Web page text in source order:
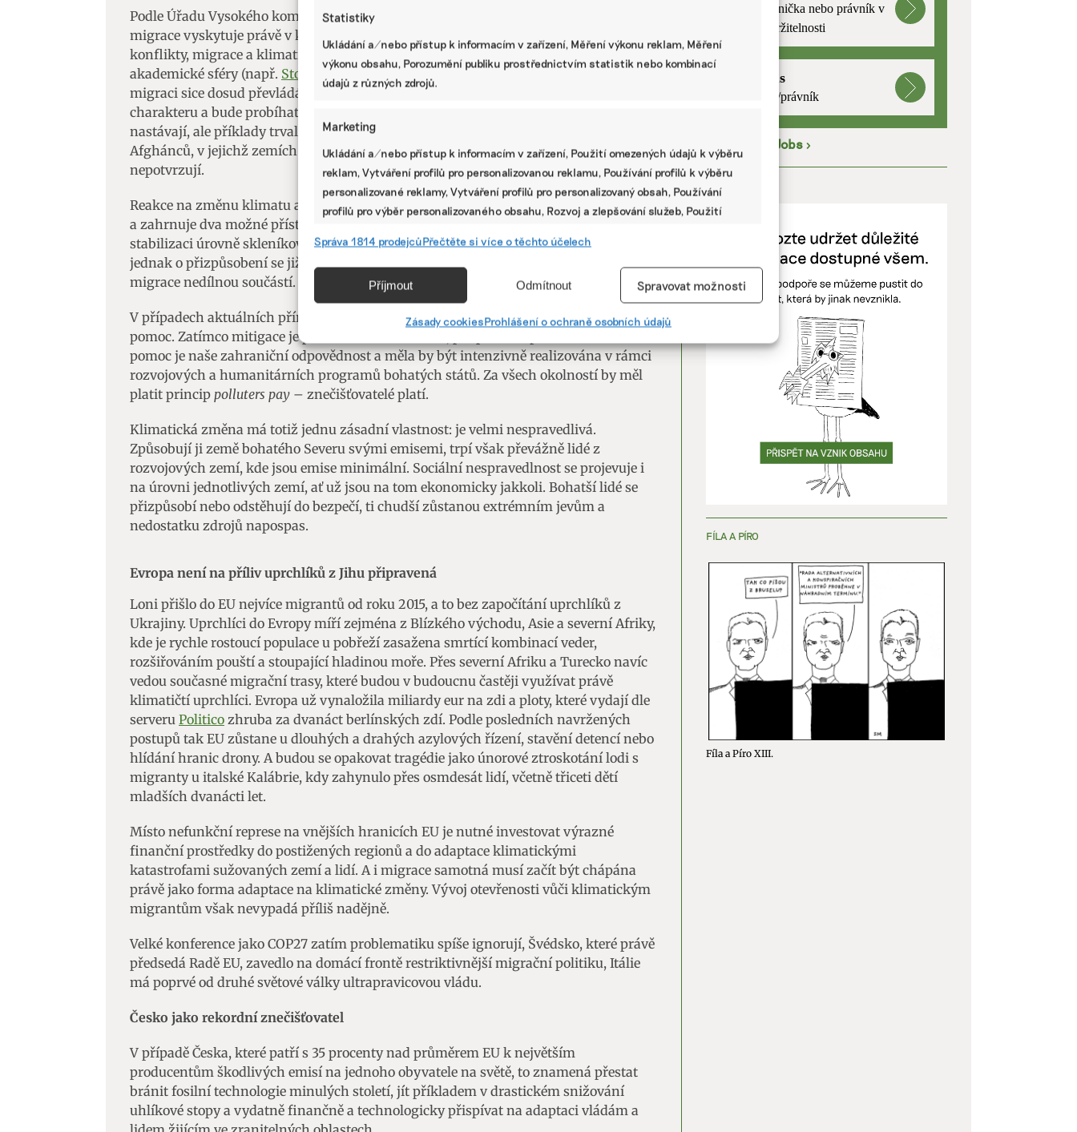
Statistiky
Ukládání a/nebo přístup k informacím v zařízení, Měření výkonu reklam, Měření
výkonu obsahu, Porozumění publiku prostřednictvím statistik nebo kombinací
údajů z různých zdrojů.
Marketing
Ukládání a/nebo přístup k informacím v zařízení, Použití omezených údajů k výběru
reklam, Vytváření profilů pro personalizovanou reklamu, Používání profilů k výběru
personalizované reklamy, Vytváření profilů pro personalizovaný obsah, Používání
profilů pro výběr personalizovaného obsahu, Rozvoj a zlepšování služeb, Použití
Přiřazování a kombinování údajů z jiných zdrojů údajů, Propojení různých
zařízení, Identifikace zařízení na základě automaticky přenášených
Používání přesných údajů o zeměpisné poloze, Identifikace zařízení na základě
aktivně vyžádaných informací.
Zajištění bezpečnosti, předcházení a zjišťování podvodů a
odstraňování chyb, Poskytování a zobrazování reklamy a obsahu,
Ukládání a sdělování voleb ochrany osobních údajů.
Správa 1814 prodejcůPřečtěte si více o těchto účelech
Příjmout Odmítnout Spravovat možnosti
Zásady cookiesProhlášení o ochraně osobních údajů
Podle Úřadu Vysokého komisaře OSN pro uprchlíky se 95 procent nedobrovolné
migrace vyskytuje právě v klimaticky zranitelných zemích. Z toho plyne, že
konflikty, migrace a klimatická změna jsou přímo spjaté problémy. Mezi odborníky z
akademické sféry (např. Stojanov De Sherbinin
) a z Mezinárodní organizace pro
migraci sice dosud převládá názor, že klimatická migrace bude spíše krátkodobého
charakteru a bude probíhat v rámci konkrétních regionů, kde přírodní katastrofy
nastávají, ale příklady trvalé emigrace ze Střední Ameriky či exodus Syřanů a
Afghánců, v jejichž zemích působí klimatické změny obzvlášť silně, tento předpoklad
nepotvrzují.
Reakce na změnu klimatu a s ní spojené negativní důsledky je teoreticky jednoduchá
a zahrnuje dva možné přístupy, které je nutné kombinovat. Jednak jde o snížení a
stabilizaci úrovně skleníkových plynů zachycujících teplo v atmosféře (mitigace),
jednak o přizpůsobení se již probíhající změně klimatu (adaptace), jíž je právě
migrace nedílnou součástí.
V případech aktuálních přírodních katastrof pak nastupuje klasická humanitární
pomoc. Zatímco mitigace je především domácí úkol, podpora adaptace a humanitární
pomoc je naše zahraniční odpovědnost a měla by být intenzivně realizována v rámci
rozvojových a humanitárních programů bohatých států. Za všech okolností by měl
platit princip polluters pay – znečišťovatelé platí.
Klimatická změna má totiž jednu zásadní vlastnost: je velmi nespravedlivá.
Způsobují ji země bohatého Severu svými emisemi, trpí však převážně lidé z
rozvojových zemí, kde jsou emise minimální. Sociální nespravedlnost se projevuje i
na úrovni jednotlivých zemí, ať už jsou na tom ekonomicky jakkoli. Bohatší lidé se
přizpůsobí nebo odstěhují do bezpečí, ti chudší zůstanou extrémním jevům a
nedostatku zdrojů napospas.
Evropa není na příliv uprchlíků z Jihu připravená
Loni přišlo do EU nejvíce migrantů od roku 2015, a to bez započítání uprchlíků z
Ukrajiny. Uprchlíci do Evropy míří zejména z Blízkého východu, Asie a severní Afriky,
kde je rychle rostoucí populace u pobřeží zasažena smrtící kombinací veder,
rozšiřováním pouští a stoupající hladinou moře. Přes severní Afriku a Turecko navíc
vedou současné migrační trasy, které budou v budoucnu častěji využívat právě
klimatičtí uprchlíci. Evropa už vynaložila miliardy eur na zdi a ploty, které vydají dle
serveru Politico zhruba za dvanáct berlínských zdí. Podle posledních navržených
postupů tak EU zůstane u dlouhých a drahých azylových řízení, stavění detencí nebo
hlídání hranic drony. A budou se opakovat tragédie jako únorové ztroskotání lodi s
migranty u italské Kalábrie, kdy zahynulo přes osmdesát lidí, včetně třiceti dětí
mladších dvanácti let.
Místo nefunkční represe na vnějších hranicích EU je nutné investovat výrazné
finanční prostředky do postižených regionů a do adaptace klimatickými
katastrofami sužovaných zemí a lidí. A i migrace samotná musí začít být chápána
právě jako forma adaptace na klimatické změny. Vývoj otevřenosti vůči klimatickým
migrantům však nevypadá příliš nadějně.
Velké konference jako COP27 zatím problematiku spíše ignorují, Švédsko, které právě
předsedá Radě EU, zavedlo na domácí frontě restriktivnější migrační politiku, Itálie
má poprvé od druhé světové války ultrapravicovou vládu.
Česko jako rekordní znečišťovatel
V případě Česka, které patří s 35 procenty nad průměrem EU k největším
producentům škodlivých emisí na jednoho obyvatele na světě, to znamená přestat
bránit fosilní technologie minulých století, jít příkladem v drastickém snižování
uhlíkové stopy a vydatně finančně a technologicky přispívat na adaptaci vládám a
Stáž: právnička nebo právník v
oblasti udržitelnosti
mutualus
právnička/právník
EkoJobs >
PODPOŘTE NÁS
FÍLA A PÍRO
Fíla a Píro XIII.